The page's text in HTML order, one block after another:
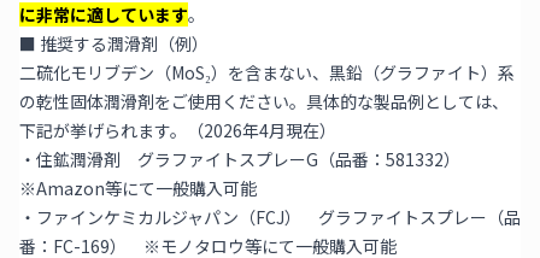
に非常に適しています。
■ 推奨する潤滑剤（例）
二硫化モリブデン（MoS₂）を含まない、黒鉛（グラファイト）系
の乾性固体潤滑剤をご使用ください。具体的な製品例としては、
下記が挙げられます。（2026年4月現在）
・住鉱潤滑剤 グラファイトスプレーG（品番：581332）
※Amazon等にて一般購入可能
・ファインケミカルジャパン（FCJ） グラファイトスプレー（品
番：FC-169） ※モノタロウ等にて一般購入可能